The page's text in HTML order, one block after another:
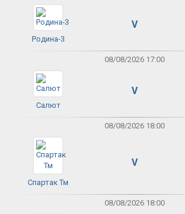
Родина-3
V
08/08/2026 17:00
Салют
V
08/08/2026 18:00
Спартак Тм
V
08/08/2026 18:00